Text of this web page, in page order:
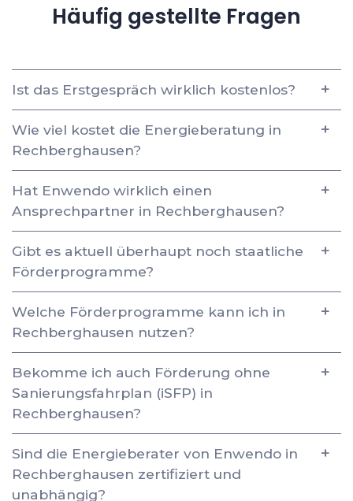
Häufig gestellte Fragen
Ist das Erstgespräch wirklich kostenlos?
Wie viel kostet die Energieberatung in
Rechberghausen?
Hat Enwendo wirklich einen
Ansprechpartner in Rechberghausen?
Gibt es aktuell überhaupt noch staatliche
Förderprogramme?
Welche Förderprogramme kann ich in
Rechberghausen nutzen?
Bekomme ich auch Förderung ohne
Sanierungsfahrplan (iSFP) in
Rechberghausen?
Sind die Energieberater von Enwendo in
Rechberghausen zertifiziert und
unabhängig?